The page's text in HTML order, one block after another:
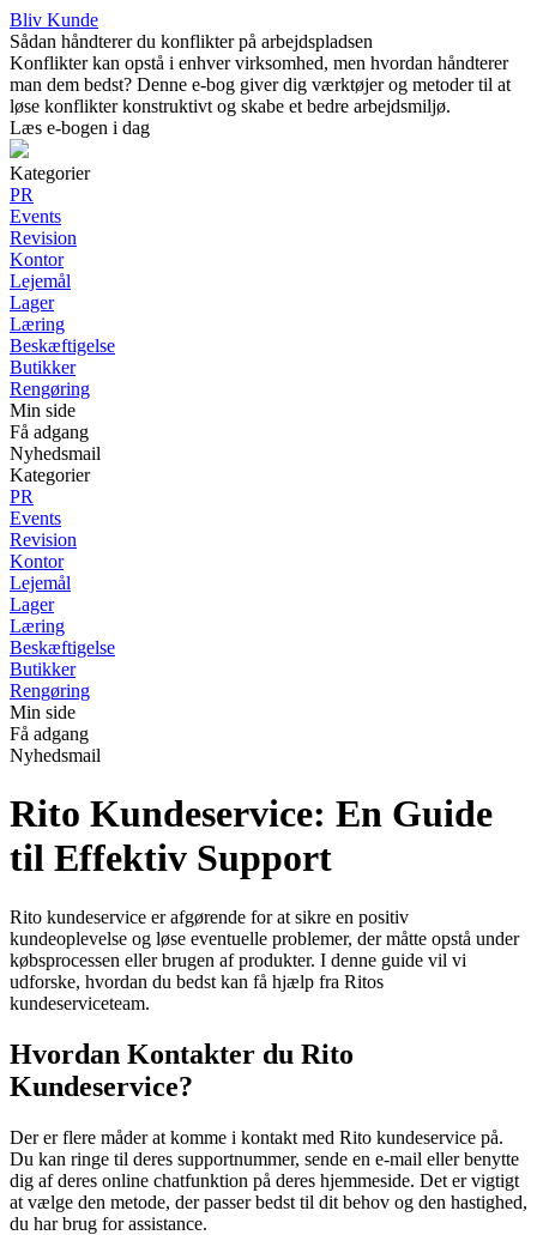
Bliv Kunde
Sådan håndterer du konflikter på arbejdspladsen
Konflikter kan opstå i enhver virksomhed, men hvordan håndterer
man dem bedst? Denne e-bog giver dig værktøjer og metoder til at
løse konflikter konstruktivt og skabe et bedre arbejdsmiljø.
Læs e-bogen i dag
Kategorier
PR
Events
Revision
Kontor
Lejemål
Lager
Læring
Beskæftigelse
Butikker
Rengøring
Min side
Få adgang
Nyhedsmail
Kategorier
PR
Events
Revision
Kontor
Lejemål
Lager
Læring
Beskæftigelse
Butikker
Rengøring
Min side
Få adgang
Nyhedsmail
Rito Kundeservice: En Guide
til Effektiv Support
Rito kundeservice er afgørende for at sikre en positiv
kundeoplevelse og løse eventuelle problemer, der måtte opstå under
købsprocessen eller brugen af produkter. I denne guide vil vi
udforske, hvordan du bedst kan få hjælp fra Ritos
kundeserviceteam.
Hvordan Kontakter du Rito
Kundeservice?
Der er flere måder at komme i kontakt med Rito kundeservice på.
Du kan ringe til deres supportnummer, sende en e-mail eller benytte
dig af deres online chatfunktion på deres hjemmeside. Det er vigtigt
at vælge den metode, der passer bedst til dit behov og den hastighed,
du har brug for assistance.